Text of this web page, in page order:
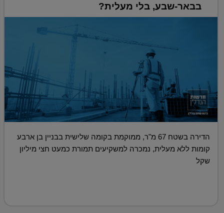
בבאר-שבע, בלי מעלית?
הדירה בשטח 67 מ"ר, ממוקמת בקומה שלישית בבניין בן ארבע
קומות ללא מעלית, נמכרה למשקיעים תמורת כמעט חצי מיליון
שקל